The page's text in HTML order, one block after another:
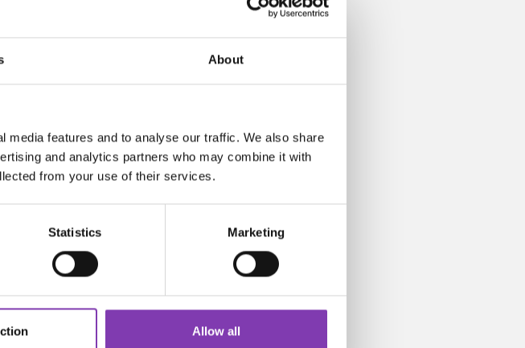
About
features and to analyse our traffic. We also share
and analytics partners who may combine it with
from your use of their services.
Statistics Marketing
Allow all